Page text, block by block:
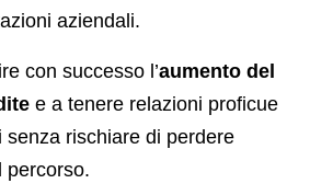
aziendali.
con successo l’aumento del
e a tenere relazioni proficue
senza rischiare di perdere
percorso.